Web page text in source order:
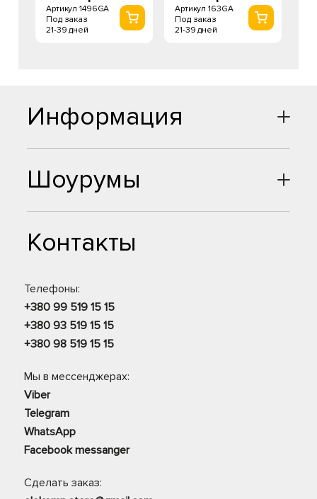
Артикул 1496GA
Под заказ
21-39 дней
Артикул 163GA
Под заказ
21-39 дней
Шоурумы
Контакты
Телефоны:
+380 99 519 15 15
+380 93 519 15 15
+380 98 519 15 15
Мы в мессенджерах:
Viber
Telegram
WhatsApp
Facebook messanger
Сделать заказ:
Информация